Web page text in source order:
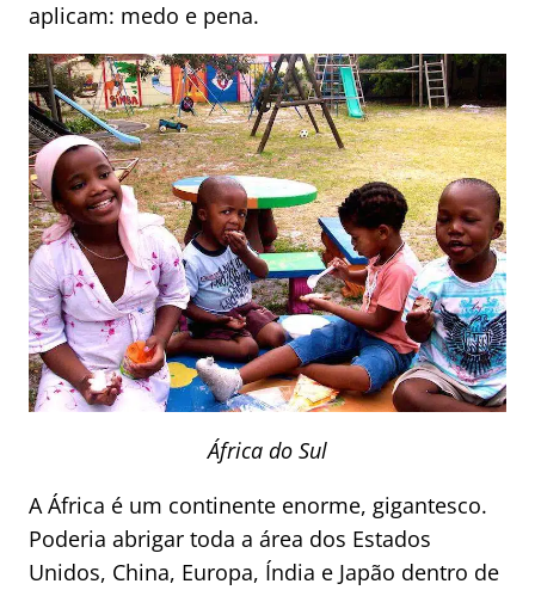
aplicam: medo e pena.
África do Sul
A África é um continente enorme, gigantesco.
Poderia abrigar toda a área dos Estados
Unidos, China, Europa, Índia e Japão dentro de